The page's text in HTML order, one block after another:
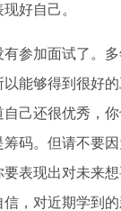
好自己。
参加面试了。
能够得到很好
己还很优秀，
筹码。但请不要
表现出对未来想
，对近期学到的